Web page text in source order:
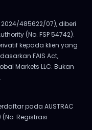
485622/07), diberi
(No. FSP 54742).
kepada klien yang
FAIS Act,
Markets LLC. Bukan
pada AUSTRAC
Registrasi